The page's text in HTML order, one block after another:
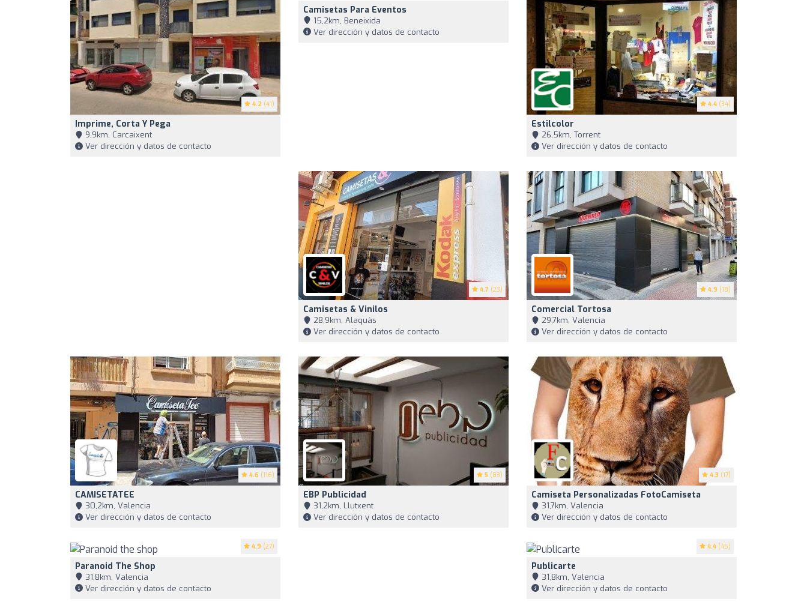
4.2 (41)
Imprime, Corta Y Pega
9,9km, Carcaixent
Ver dirección y datos de contacto
Camisetas Para Eventos
15,2km, Beneixida
Ver dirección y datos de contacto
4.4 (34)
Estilcolor
26,5km, Torrent
Ver dirección y datos de contacto
4.7 (23)
Camisetas & Vinilos
28,9km, Alaquàs
Ver dirección y datos de contacto
4.9 (18)
Comercial Tortosa
29,7km, Valencia
Ver dirección y datos de contacto
4.6 (116)
CAMISETATEE
30,2km, Valencia
Ver dirección y datos de contacto
5 (83)
EBP Publicidad
31,2km, Llutxent
Ver dirección y datos de contacto
4.3 (17)
Camiseta Personalizadas FotoCamiseta
31,7km, Valencia
Ver dirección y datos de contacto
4.9 (27)
Paranoid The Shop
31,8km, Valencia
Ver dirección y datos de contacto
4.4 (45)
Publicarte
31,8km, Valencia
Ver dirección y datos de contacto